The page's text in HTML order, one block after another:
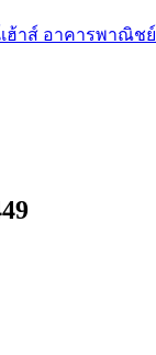
าส์ อาคารพาณิ